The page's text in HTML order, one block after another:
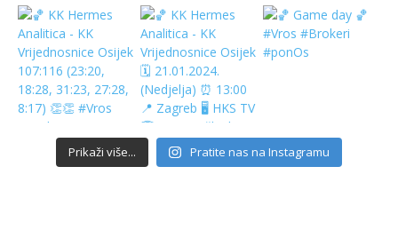
Prikaži više... Pratite nas na Instagramu